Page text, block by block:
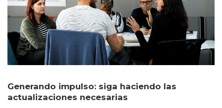
Generando impulso: siga haciendo las
actualizaciones necesarias